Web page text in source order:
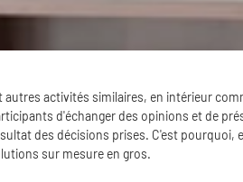
activités similaires, en intérieur
d'échanger des opinions et de
des décisions prises. C'est pourquoi,
sur mesure en gros.